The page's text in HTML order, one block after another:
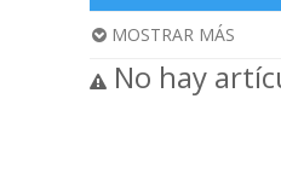
MOSTRAR MÁS
No hay